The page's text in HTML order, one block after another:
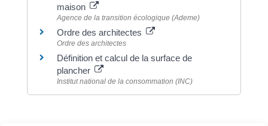
maison
Agence de la transition écologique (Ademe)
Ordre des architectes
Ordre des architectes
Définition et calcul de la surface de
plancher
Institut national de la consommation (INC)